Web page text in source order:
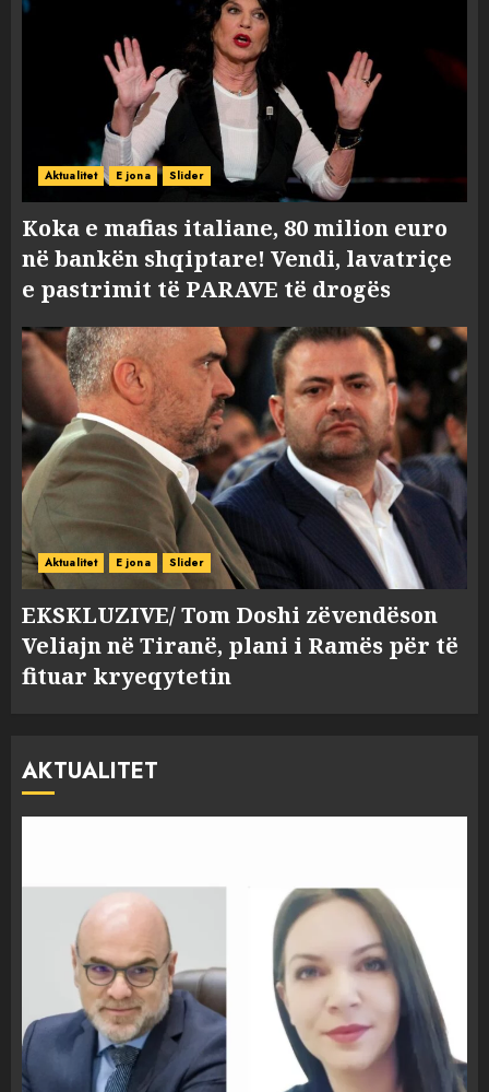
Aktualitet E jona Slider
Koka e mafias italiane, 80 milion euro
në bankën shqiptare! Vendi, lavatriçe
e pastrimit të PARAVE të drogës
Aktualitet E jona Slider
EKSKLUZIVE/ Tom Doshi zëvendëson
Veliajn në Tiranë, plani i Ramës për të
fituar kryeqytetin
AKTUALITET